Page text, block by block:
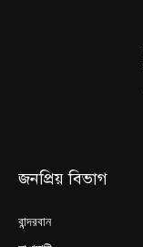
জনপ্রিয় বিভাগ
বান্দরবান